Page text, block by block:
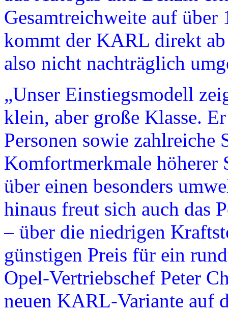
Gesamtreichweite auf
kommt der KARL direkt
also nicht nachträglich
„Unser Einstiegsmodell
klein, aber große Klasse.
Personen sowie zahlreiche
Komfortmerkmale höherer
über einen besonders
hinaus freut sich auch das
– über die niedrigen
günstigen Preis für ein
Opel-Vertriebschef Peter
neuen KARL-Variante auf